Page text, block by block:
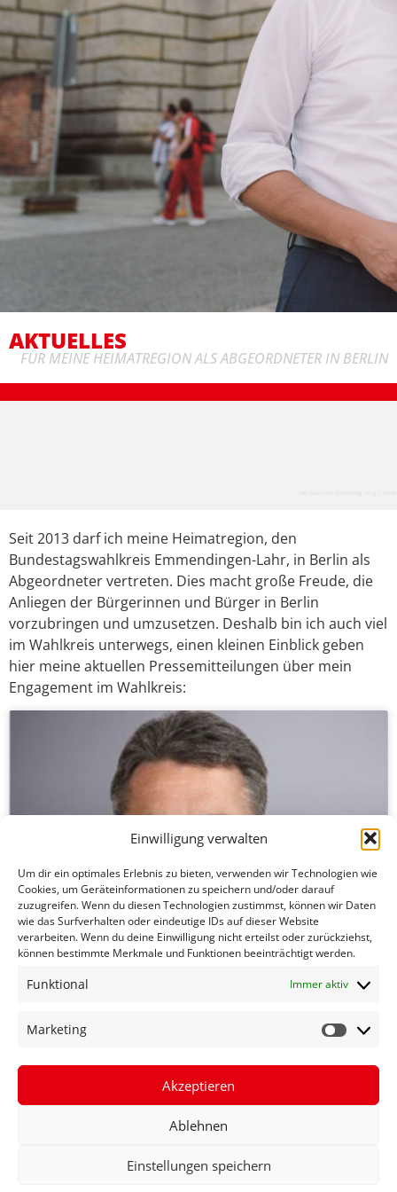
Einwilligung verwalten
Um dir ein optimales Erlebnis zu bieten, verwenden wir Technologien wie
Cookies, um Geräteinformationen zu speichern und/oder darauf
zuzugreifen. Wenn du diesen Technologien zustimmst, können wir Daten
wie das Surfverhalten oder eindeutige IDs auf dieser Website
verarbeiten. Wenn du deine Einwilligung nicht erteilst oder zurückziehst,
können bestimmte Merkmale und Funktionen beeinträchtigt werden.
Funktional Immer aktiv
Marketing
Akzeptieren
Ablehnen
Einstellungen speichern
AKTUELLES
FÜR MEINE HEIMATREGION ALS ABGEORDNETER IN BERLIN
Seit 2013 darf ich meine Heimatregion, den
Bundestagswahlkreis Emmendingen-Lahr, in Berlin als
Abgeordneter vertreten. Dies macht große Freude, die
Anliegen der Bürgerinnen und Bürger in Berlin
vorzubringen und umzusetzen. Deshalb bin ich auch viel
im Wahlkreis unterwegs, einen kleinen Einblick geben
hier meine aktuellen Pressemitteilungen über mein
Engagement im Wahlkreis:
SPD-FRÜHLINGSEMPFANG 2016 MIT